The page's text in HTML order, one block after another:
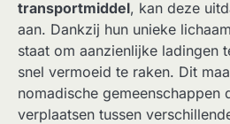
transportmiddel, kan deze
aan. Dankzij hun unieke
staat om aanzienlijke ladingen
snel vermoeid te raken. Dit
nomadische gemeenschappen
verplaatsen tussen